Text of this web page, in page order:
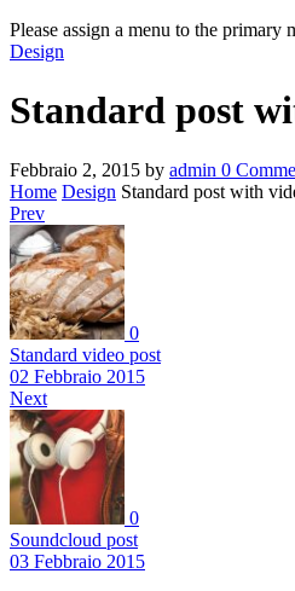
Please assign a menu to the primary
Design
Standard post
Febbraio 2, 2015 by admin 0
Home Design Standard post with
Prev
0
Standard video post
02 Febbraio 2015
Next
0
Soundcloud post
03 Febbraio 2015